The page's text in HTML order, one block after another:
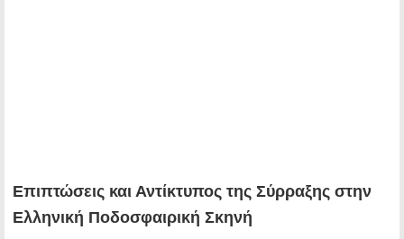
Επιπτώσεις και Αντίκτυπος της Σύρραξης στην
Ελληνική Ποδοσφαιρική Σκηνή